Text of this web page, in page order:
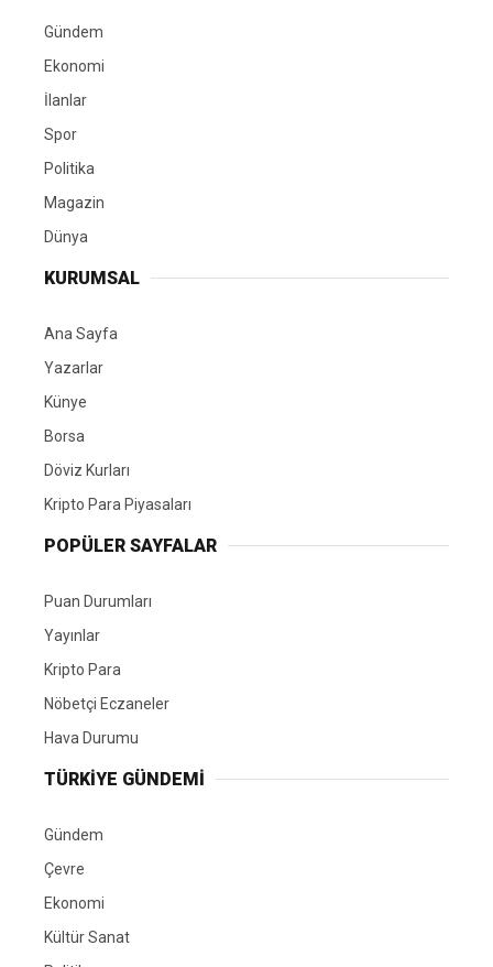
Gündem
Ekonomi
İlanlar
Spor
Politika
Magazin
Dünya
KURUMSAL
Ana Sayfa
Yazarlar
Künye
Borsa
Döviz Kurları
Kripto Para Piyasaları
POPÜLER SAYFALAR
Puan Durumları
Yayınlar
Kripto Para
Nöbetçi Eczaneler
Hava Durumu
TÜRKIYE GÜNDEMI
Gündem
Çevre
Ekonomi
Kültür Sanat